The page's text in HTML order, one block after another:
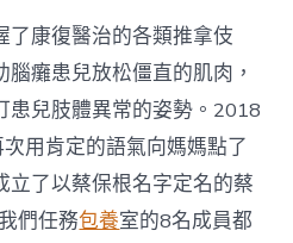
了康復醫治的各類推拿伎
癱患兒放松僵直的肌肉，
患兒肢體異常的姿勢。2018
用肯定的語氣向媽媽點了
立了以蔡保根名字定名的蔡
們任務包養室的8名成員都